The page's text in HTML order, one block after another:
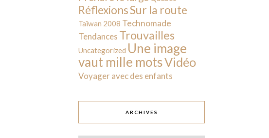
RéflexionsSur la route
Taïwan 2008 Technomade
Tendances Trouvailles
Uncategorized Une image
vaut mille motsVidéo
Voyager avec des enfants
ARCHIVES